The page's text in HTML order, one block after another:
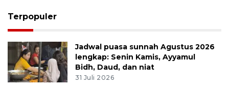
Terpopuler
Jadwal puasa sunnah Agustus 2026
lengkap: Senin Kamis, Ayyamul
Bidh, Daud, dan niat
31 Juli 2026